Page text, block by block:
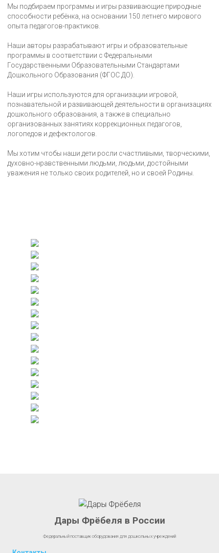
Мы подбираем программы и игры развивающие природные
способности ребёнка, на основании 150 летнего мирового
опыта педагогов-практиков.
Наши авторы разрабатывают игры и образовательные
программы в соответствии с Федеральными
Государственными Образовательными Стандартами
Дошкольного Образования (ФГОС ДО).
Наши игры используются для организации игровой,
познавательной и развивающей деятельности в организациях
дошкольного образования, а также в специально
организованных занятиях коррекционных педагогов,
логопедов и дефектологов.
Мы хотим чтобы наши дети росли счастливыми, творческими,
духовно-нравственными людьми, людьми, достойными
уважения не только своих родителей, но и своей Родины.
Дары Фрёбеля в России
Федеральный поставщик оборудования для дошкольных учреждений